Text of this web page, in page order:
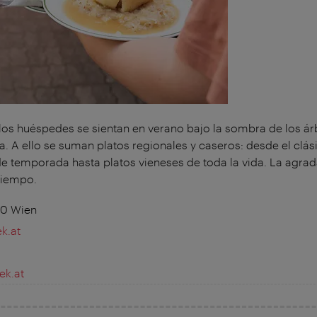
huéspedes se sientan en verano bajo la sombra de los
A ello se suman platos regionales y caseros: desde el
temporada hasta platos vieneses de toda la vida. La
Wien